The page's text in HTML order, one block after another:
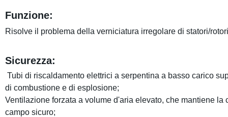
Funzione:
Risolve il problema della verniciatura irregolare di statori/
Sicurezza:
Tubi di riscaldamento elettrici a serpentina a basso carico
di combustione e di esplosione;
Ventilazione forzata a volume d'aria elevato, che mantiene
campo sicuro;